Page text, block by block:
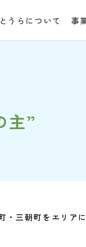
うらについて 事
主”
・三朝町をエリア